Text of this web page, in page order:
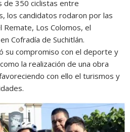
de 350 ciclistas entre
los candidatos rodaron por las
Remate, Los Colomos, el
Cofradía de Suchitlán.
su compromiso con el deporte y
la realización de una obra
con ello el turismos y